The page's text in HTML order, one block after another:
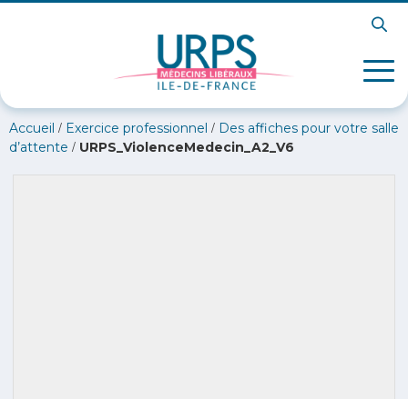
Accueil / Exercice professionnel / Des affiches pour votre salle
d’attente / URPS_ViolenceMedecin_A2_V6